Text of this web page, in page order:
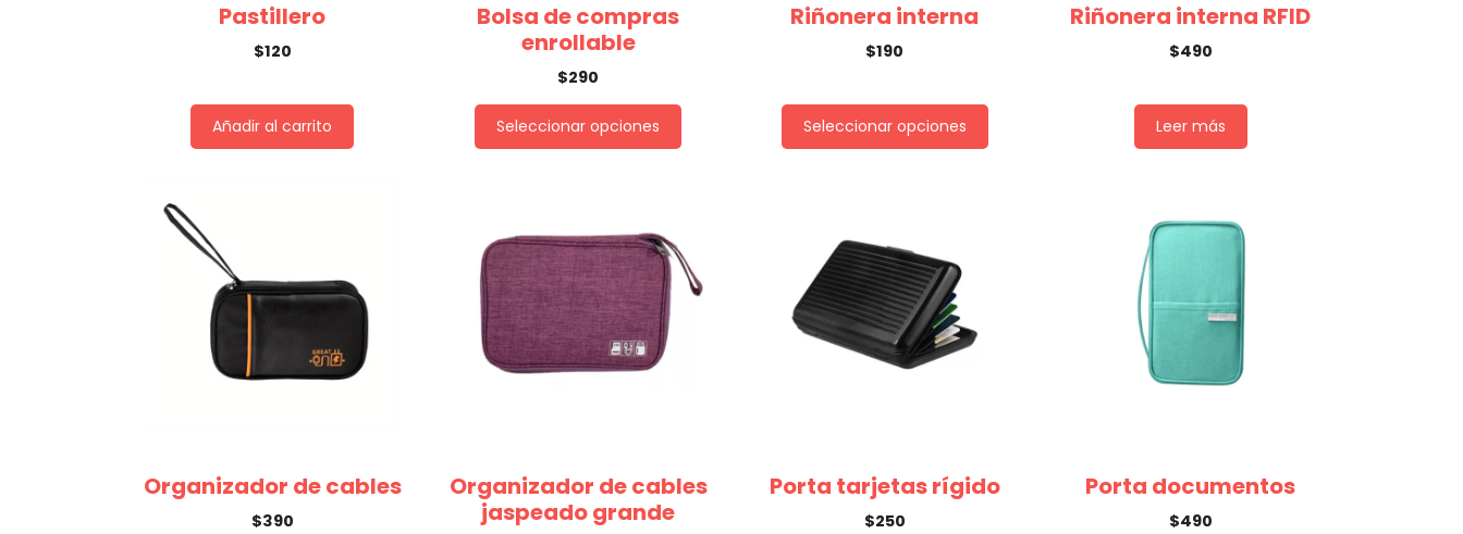
Pastillero
$120
Añadir al carrito
Bolsa de compras
enrollable
$290
Seleccionar opciones
Riñonera interna
$190
Seleccionar opciones
Riñonera interna RFID
$490
Leer más
Organizador de cables
$390
Organizador de cables
jaspeado grande
Porta tarjetas rígido
$250
Porta documentos
$490